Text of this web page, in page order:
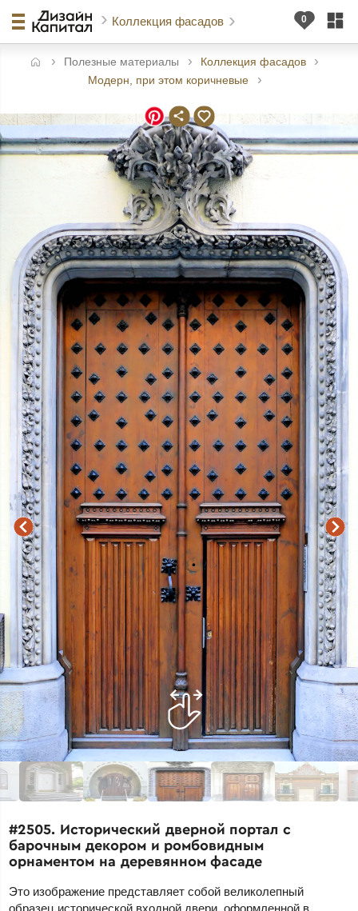
Коллекция фасадов
Полезные материалы
Коллекция фасадов
Модерн, при этом коричневые
#2505. Исторический дверной портал с
барочным декором и ромбовидным
орнаментом на деревянном фасаде
Это изображение представляет собой великолепный
образец исторической входной двери, оформленной в